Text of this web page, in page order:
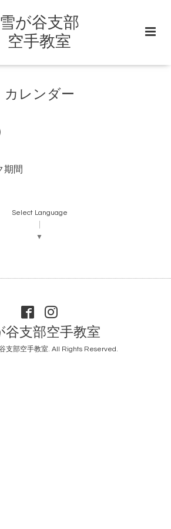
雪が谷支部
空手教室
カレンダー
期間
Select Language
▼
谷支部空手教室
支部空手教室. All Rights Reserved.